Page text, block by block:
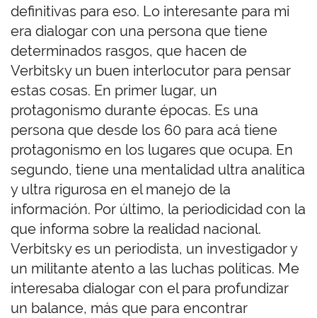
definitivas para eso. Lo interesante para mi
era dialogar con una persona que tiene
determinados rasgos, que hacen de
Verbitsky un buen interlocutor para pensar
estas cosas. En primer lugar, un
protagonismo durante épocas. Es una
persona que desde los 60 para acá tiene
protagonismo en los lugares que ocupa. En
segundo, tiene una mentalidad ultra analítica
y ultra rigurosa en el manejo de la
información. Por último, la periodicidad con la
que informa sobre la realidad nacional.
Verbitsky es un periodista, un investigador y
un militante atento a las luchas políticas. Me
interesaba dialogar con el para profundizar
un balance, más que para encontrar